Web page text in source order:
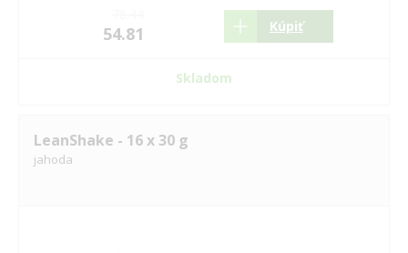
54.81 Kúpiť
Skladom
LeanShake - 16 x 30 g
jahoda